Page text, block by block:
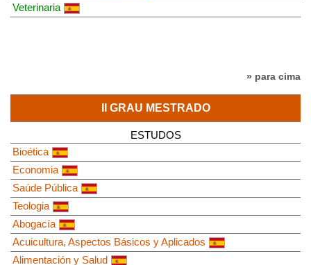
Veterinaria
» para cima
II GRAU MESTRADO
ESTUDOS
Bioética
Economia
Saúde Pública
Teologia
Abogacía
Acuicultura, Aspectos Básicos y Aplicados
Alimentación y Salud